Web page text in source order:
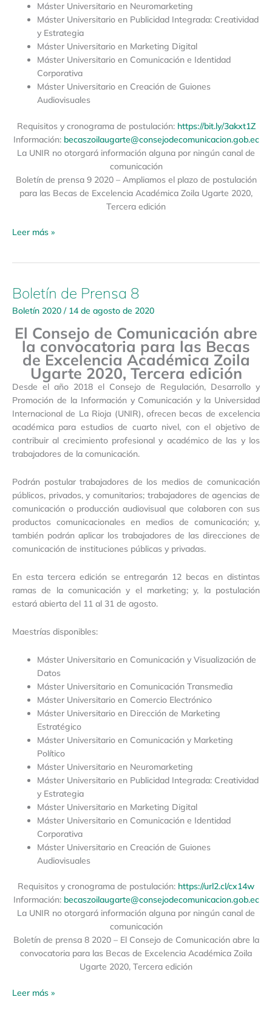
Máster Universitario en Neuromarketing
Máster Universitario en Publicidad Integrada: Creatividad
y Estrategia
Máster Universitario en Marketing Digital
Máster Universitario en Comunicación e Identidad
Corporativa
Máster Universitario en Creación de Guiones
Audiovisuales
Requisitos y cronograma de postulación: https://bit.ly/3akxt1Z
Información: becaszoilaugarte@consejodecomunicacion.gob.ec
La UNIR no otorgará información alguna por ningún canal de
comunicación
Boletín de prensa 9 2020 – Ampliamos el plazo de postulación
para las Becas de Excelencia Académica Zoila Ugarte 2020,
Tercera edición
Leer más »
Boletín de Prensa 8
Boletín 2020 / 14 de agosto de 2020
El Consejo de Comunicación abre
la convocatoria para las Becas
de Excelencia Académica Zoila
Ugarte 2020, Tercera edición
Desde el año 2018 el Consejo de Regulación, Desarrollo y
Promoción de la Información y Comunicación y la Universidad
Internacional de La Rioja (UNIR), ofrecen becas de excelencia
académica para estudios de cuarto nivel, con el objetivo de
contribuir al crecimiento profesional y académico de las y los
trabajadores de la comunicación.
Podrán postular trabajadores de los medios de comunicación
públicos, privados, y comunitarios; trabajadores de agencias de
comunicación o producción audiovisual que colaboren con sus
productos comunicacionales en medios de comunicación; y,
también podrán aplicar los trabajadores de las direcciones de
comunicación de instituciones públicas y privadas.
En esta tercera edición se entregarán 12 becas en distintas
ramas de la comunicación y el marketing; y, la postulación
estará abierta del 11 al 31 de agosto.
Maestrías disponibles:
Máster Universitario en Comunicación y Visualización de
Datos
Máster Universitario en Comunicación Transmedia
Máster Universitario en Comercio Electrónico
Máster Universitario en Dirección de Marketing
Estratégico
Máster Universitario en Comunicación y Marketing
Político
Máster Universitario en Neuromarketing
Máster Universitario en Publicidad Integrada: Creatividad
y Estrategia
Máster Universitario en Marketing Digital
Máster Universitario en Comunicación e Identidad
Corporativa
Máster Universitario en Creación de Guiones
Audiovisuales
Requisitos y cronograma de postulación: https://url2.cl/cx14w
Información: becaszoilaugarte@consejodecomunicacion.gob.ec
La UNIR no otorgará información alguna por ningún canal de
comunicación
Boletín de prensa 8 2020 – El Consejo de Comunicación abre la
convocatoria para las Becas de Excelencia Académica Zoila
Ugarte 2020, Tercera edición
Boletín
Prensa
8
Leer más »